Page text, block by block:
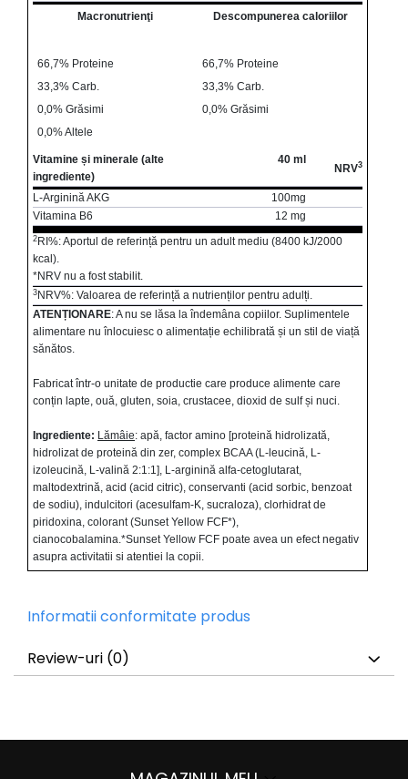
Macronutrienţi
66,7% Proteine
33,3% Carb.
0,0% Grăsimi
0,0% Altele
Descompunerea caloriilor
66,7% Proteine
33,3% Carb.
0,0% Grăsimi
Vitamine și minerale (alte
ingrediente)
40 ml
NRV3
L-Arginină AKG
100mg
Vitamina B6
12 mg
2 RI%: Aportul de referință pentru un adult mediu (8400 kJ/2000
kcal).
*NRV nu a fost stabilit.
3 NRV%: Valoarea de referință a nutrienților pentru adulți.
ATENȚIONARE: A nu se lăsa la îndemâna copiilor. Suplimentele
alimentare nu înlocuiesc o alimentație echilibrată și un stil de viață
sănătos.
Fabricat într-o unitate de productie care produce alimente care
conțin lapte, ouă, gluten, soia, crustacee, dioxid de sulf și nuci.
Ingrediente: Lămâie: apă, factor amino [proteină hidrolizată,
hidrolizat de proteină din zer, complex BCAA (L-leucină, L-
izoleucină, L-valină 2:1:1], L-arginină alfa-cetoglutarat,
maltodextrină, acid (acid citric), conservanti (acid sorbic, benzoat
de sodiu), indulcitori (acesulfam-K, sucraloza), clorhidrat de
piridoxina, colorant (Sunset Yellow FCF*),
cianocobalamina.*Sunset Yellow FCF poate avea un efect negativ
asupra activitatii si atentiei la copii.
Informatii conformitate produs
Review-uri (0)